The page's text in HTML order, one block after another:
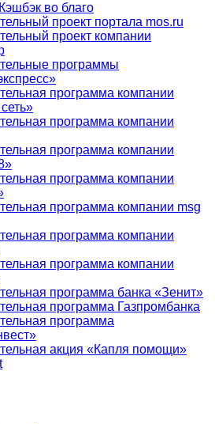
во благо
проект портала mos.ru
проект компании
программы
программа компании
программа компании
программа компании
программа компании
программа компании msg
программа компании
программа компании
программа банка «Зенит»
программа Газпромбанка
программа
акция «Капля помощи»